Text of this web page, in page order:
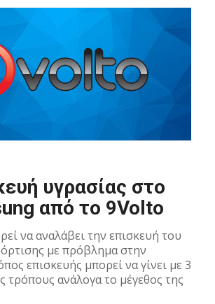
υγρασίας στο
από το 9Volto
να αναλάβει την επισκευή του
με πρόβλημα στην
επισκευής μπορεί να γίνει με 3
τρόπους ανάλογα το μέγεθος της